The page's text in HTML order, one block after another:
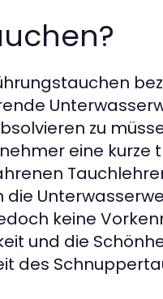
zu
eine kurze
die
keine
und die
des